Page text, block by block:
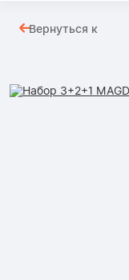
MAGDA
Вернуться к